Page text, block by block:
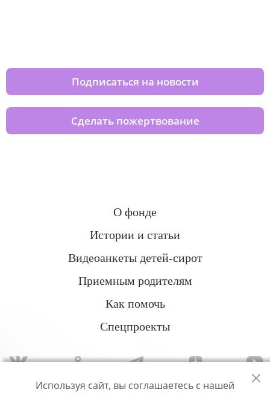
Подписаться на новости
Сделать пожертвование
О фонде
Истории и статьи
Видеоанкеты детей-сирот
Приемным родителям
Как помочь
Спецпроекты
Используя сайт, вы соглашаетесь с нашей